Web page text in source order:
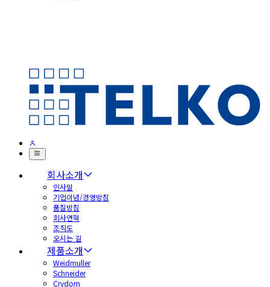
회사소개
인사말
기업이념/경영방침
품질방침
회사연혁
조직도
오시는 길
제품소개
Weidmuller
Schneider
Crydom